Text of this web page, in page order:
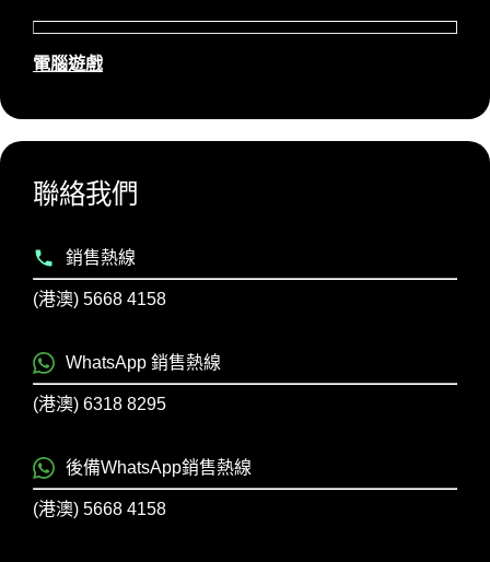
電腦遊戲
聯絡我們
銷售熱線
(港澳) 5668 4158
WhatsApp 銷售熱線
(港澳) 6318 8295
後備WhatsApp銷售熱線
(港澳) 5668 4158